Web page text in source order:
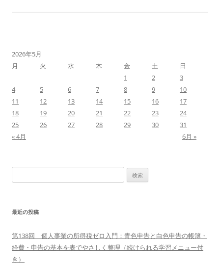
2026年5月
月
火 水 木 金 土
日
1
2
3
4
5 6 7 8 9
10
11
12 13 14 15 16
17
18
19 20 21 22 23
24
25
26 27 28 29 30
31
« 4月
6月 »
索:
最近の投稿
第138回 個人事業の所得税ゼロ入門：青色申告と白色申告の帳簿・
経費・申告の基本を表でやさしく整理（続けられる学習メニュー付
き）